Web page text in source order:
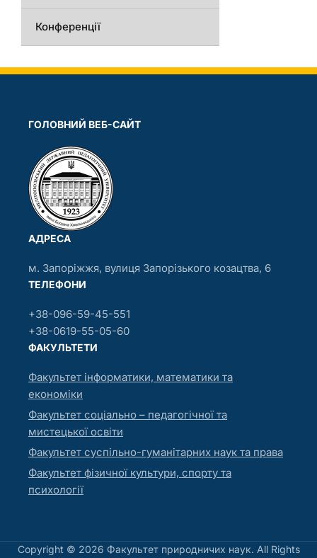
Конференції
ГОЛОВНИЙ ВЕБ-САЙТ
АДРЕСА
м. Запоріжжя, вулиця Запорізького козацтва, 6
ТЕЛЕФОНИ
+38-096-59-45-551
+38-0619-55-05-60
ФАКУЛЬТЕТИ
Факультет інформатики, математики та
економіки
Факультет соціально – педагогічної та
мистецької освіти
Факультет суспільно-гуманітарних наук та права
Факультет фізичної культури, спорту та
психології
Copyright © 2026 Факультет природничих наук. All Rights